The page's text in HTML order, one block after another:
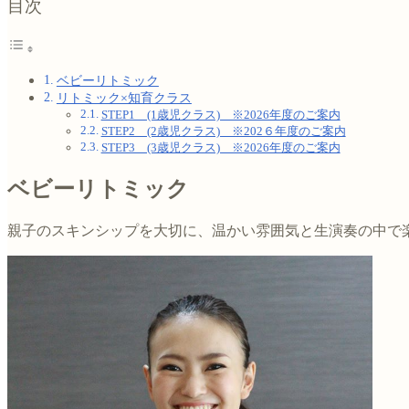
目次
ベビーリトミック
リトミック×知育クラス
STEP1 (1歳児クラス) ※2026年度のご案内
STEP2 (2歳児クラス) ※202６年度のご案内
STEP3 (3歳児クラス) ※2026年度のご案内
ベビーリトミック
親子のスキンシップを大切に、温かい雰囲気と生演奏の中で